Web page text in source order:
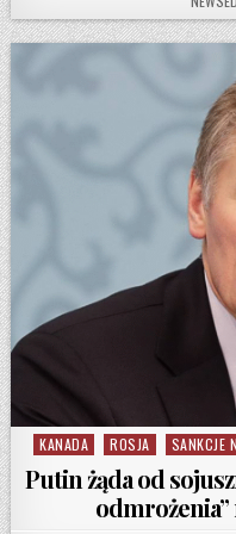
Posted in
KANADA ROSJA SANKCJE
Putin żąda od